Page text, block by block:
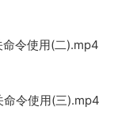
令使用(二).mp4
令使用(三).mp4